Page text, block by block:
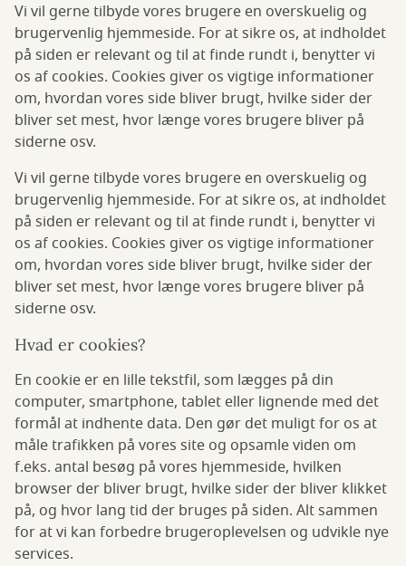
Vi vil gerne tilbyde vores brugere en overskuelig og
brugervenlig hjemmeside. For at sikre os, at indholdet
på siden er relevant og til at finde rundt i, benytter vi
os af cookies. Cookies giver os vigtige informationer
om, hvordan vores side bliver brugt, hvilke sider der
bliver set mest, hvor længe vores brugere bliver på
siderne osv.
Vi vil gerne tilbyde vores brugere en overskuelig og
brugervenlig hjemmeside. For at sikre os, at indholdet
på siden er relevant og til at finde rundt i, benytter vi
os af cookies. Cookies giver os vigtige informationer
om, hvordan vores side bliver brugt, hvilke sider der
bliver set mest, hvor længe vores brugere bliver på
siderne osv.
Hvad er cookies?
En cookie er en lille tekstfil, som lægges på din
computer, smartphone, tablet eller lignende med det
formål at indhente data. Den gør det muligt for os at
måle trafikken på vores site og opsamle viden om
f.eks. antal besøg på vores hjemmeside, hvilken
browser der bliver brugt, hvilke sider der bliver klikket
på, og hvor lang tid der bruges på siden. Alt sammen
for at vi kan forbedre brugeroplevelsen og udvikle nye
services.